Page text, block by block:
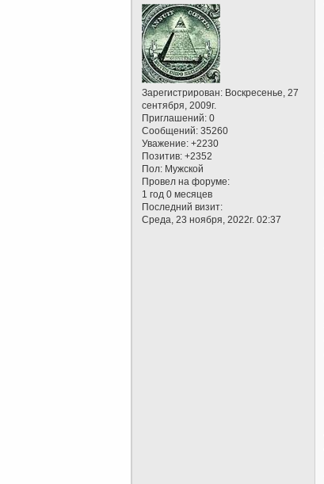
Зарегистрирован: Воскресенье, 27
сентября, 2009г.
Приглашений: 0
Сообщений: 35260
Уважение: +2230
Позитив: +2352
Пол: Мужской
Провел на форуме:
1 год 0 месяцев
Последний визит:
Среда, 23 ноября, 2022г. 02:37